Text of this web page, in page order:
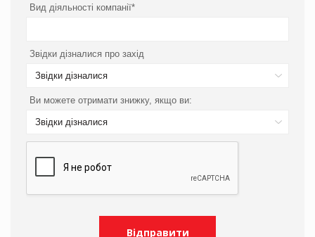
Вид діяльності компанії*
Звідки дізналися про захід
Звідки дізналися
Ви можете отримати знижку, якщо ви:
Звідки дізналися